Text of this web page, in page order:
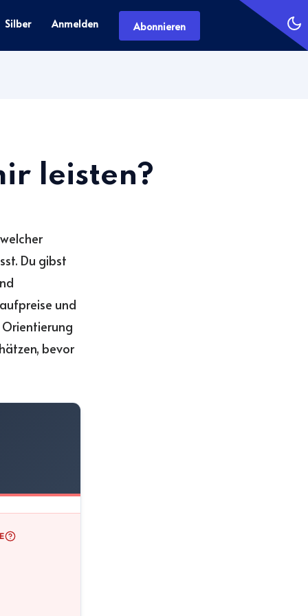
Silber Anmelden Abonnieren
leisten?
Du gibst
und
bevor